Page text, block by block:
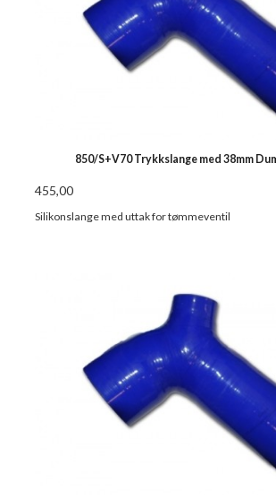
850/S+V70 Trykkslange med 38mm
455,00
Silikonslange med uttak for tømmeventil